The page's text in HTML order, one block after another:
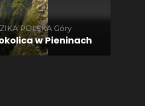
POLSKA Góry
w Pieninach